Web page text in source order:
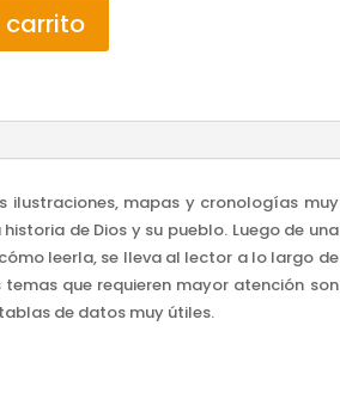
actual
es:
carrito
ilustraciones, mapas y cronologías muy
de Dios y su pueblo. Luego de una
leerla, se lleva al lector a lo largo de
que requieren mayor atención son
de datos muy útiles.